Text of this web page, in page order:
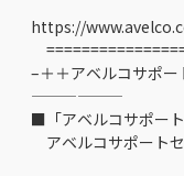
https://
–＋＋アベルコサポ
——————
■「アベルコサポー
アベルコサポート